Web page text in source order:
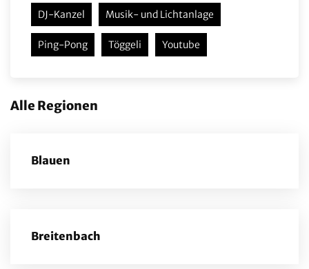
DJ-Kanzel Musik- und Lichtanlage
Ping-Pong Töggeli Youtube
Alle Regionen
Blauen
Breitenbach